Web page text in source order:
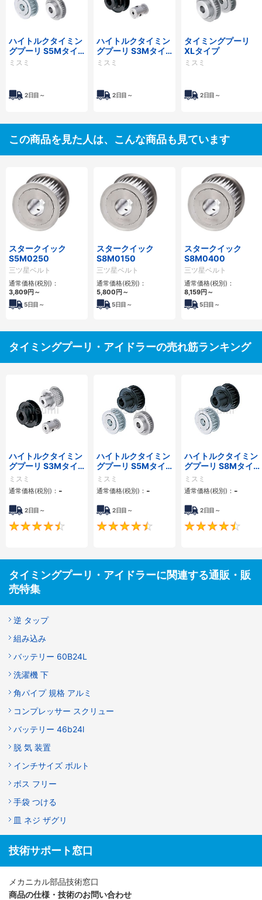
ハイトルクタイミン
グプーリ S5Mタイ
プ
ミスミ
2日目～
ハイトルクタイミン
グプーリ S3Mタイ
プ
ミスミ
2日目～
タイミングプーリ
XLタイプ
ミスミ
2日目～
この商品を見た人は、こんな商品も見ています
スタークイック
S5M0250
三ツ星ベルト
通常価格(税別)：
3,809円～
5日目～
スタークイック
S8M0150
三ツ星ベルト
通常価格(税別)：
5,800円～
5日目～
スタークイック
S8M0400
三ツ星ベルト
通常価格(税別)：
8,159円～
5日目～
タイミングプーリ・アイドラーの売れ筋ランキング
ハイトルクタイミン
グプーリ S3Mタイ
プ
ミスミ
通常価格(税別)： -
2日目～
4.5
ハイトルクタイミン
グプーリ S5Mタイ
プ
ミスミ
通常価格(税別)： -
2日目～
4.5
ハイトルクタイミン
グプーリ S8Mタイ
プ
ミスミ
通常価格(税別)： -
2日目～
タイミングプーリ・アイドラーに関連する通販・販
売特集
逆 タップ
組み込み
バッテリー 60B24L
洗濯機 下
角パイプ 規格 アルミ
コンプレッサー スクリュー
バッテリー 46b24l
脱 気 装置
インチサイズ ボルト
ボス フリー
手袋 つける
皿 ネジ ザグリ
技術サポート窓口
メカニカル部品技術窓口
商品の仕様・技術のお問い合わせ